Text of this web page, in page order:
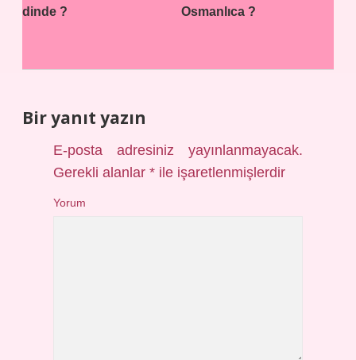
dinde ?
Osmanlıca ?
Bir yanıt yazın
E-posta adresiniz yayınlanmayacak.
Gerekli alanlar* ile işaretlenmişlerdir
Yorum